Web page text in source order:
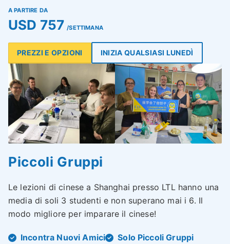
A PARTIRE DA
USD 757 /SETTIMANA
PREZZI E OPZIONI INIZIA QUALSIASI LUNEDÌ
Piccoli Gruppi
Le lezioni di cinese a Shanghai presso LTL hanno una
media di soli 3 studenti e non superano mai i 6. Il
modo migliore per imparare il cinese!
Incontra Nuovi Amici
Solo Piccoli Gruppi